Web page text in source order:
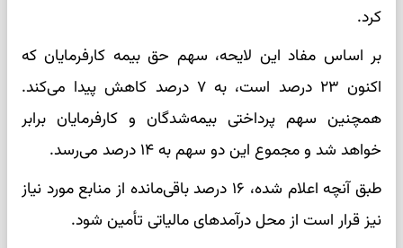
کرد.
بر اساس مفاد این لایحه، سهم حق بیمه کارفرمایان که
اکنون ۲۳ درصد است، به ۷ درصد کاهش پیدا می‌کند.
همچنین سهم پرداختی بیمه‌شدگان و کارفرمایان برابر
خواهد شد و مجموع این دو سهم به ۱۴ درصد می‌رسد.
طبق آنچه اعلام شده، ۱۶ درصد باقی‌مانده از منابع مورد نیاز
نیز قرار است از محل درآمدهای مالیاتی تأمین شود.